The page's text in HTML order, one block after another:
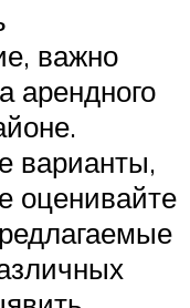
важно
арендного
варианты,
оценивайте